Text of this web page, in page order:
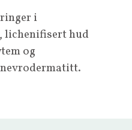
i
lichenifisert hud
og